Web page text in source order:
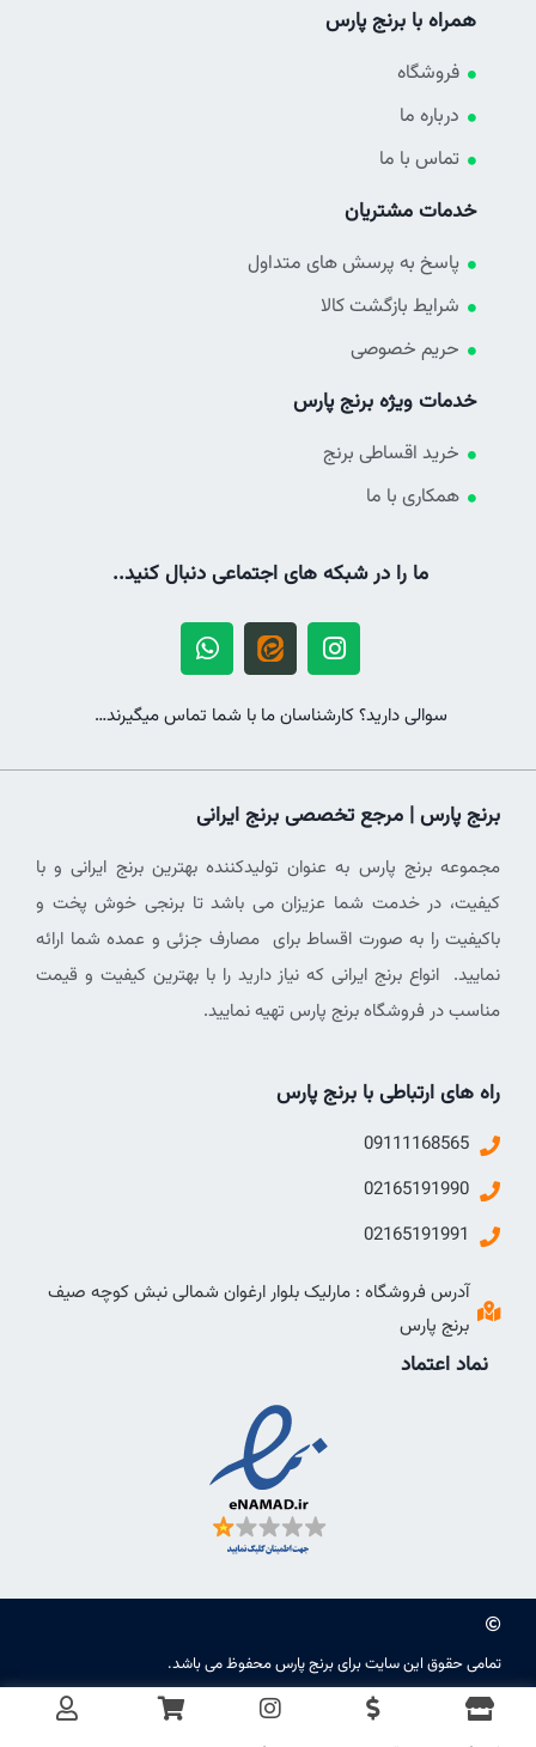
همراه با برنج پارس
فروشگاه
درباره ما
تماس با ما
خدمات مشتریان
پاسخ به پرسش های متداول
شرایط بازگشت کالا
حریم خصوصی
خدمات ویژه برنج پارس
خرید اقساطی برنج
همکاری با ما
ما را در شبکه های اجتماعی دنبال کنید..
سوالی دارید؟ کارشناسان ما با شما تماس میگیرند…
برنج پارس | مرجع تخصصی برنج ایرانی
مجموعه برنج پارس به عنوان تولیدکننده بهترین برنج ایرانی و با
کیفیت، در خدمت شما عزیزان می باشد تا برنجی خوش پخت و
باکیفیت را به صورت اقساط برای مصارف جزئی و عمده شما ارائه
نمایید. انواع برنج ایرانی که نیاز دارید را با بهترین کیفیت و قیمت
مناسب در فروشگاه برنج پارس تهیه نمایید.
راه های ارتباطی با برنج پارس
09111168565
02165191990
02165191991
آدرس فروشگاه : مارلیک بلوار ارغوان شمالی نبش کوچه صیف
برنج پارس
نماد اعتماد
تمامی حقوق این سایت برای برنج پارس محفوظ می باشد.